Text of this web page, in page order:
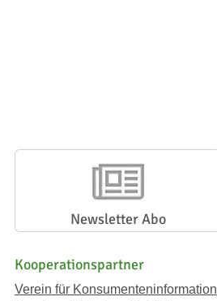
Newsletter Abo
Kooperationspartner
Verein für Konsumenteninformation